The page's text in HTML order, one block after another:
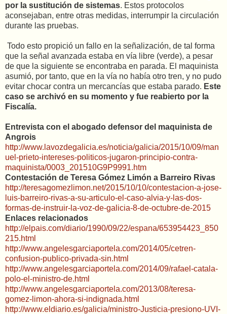
por la sustitución de sistemas. Estos protocolos
aconsejaban, entre otras medidas, interrumpir la circulación
durante las pruebas.
Todo esto propició un fallo en la señalización, de tal forma
que la señal avanzada estaba en vía libre (verde), a pesar
de que la siguiente se encontraba en parada. El maquinista
asumió, por tanto, que en la vía no había otro tren, y no pudo
evitar chocar contra un mercancías que estaba parado. Este
caso se archivó en su momento y fue reabierto por la
Fiscalía.
Entrevista con el abogado defensor del maquinista de
Angrois
http://www.lavozdegalicia.es/noticia/galicia/2015/10/09/man
uel-prieto-intereses-politicos-jugaron-principio-contra-
maquinista/0003_201510G9P9991.htm
Contestación de Teresa Gómez Limón a Barreiro Rivas
http://teresagomezlimon.net/2015/10/10/contestacion-a-jose-
luis-barreiro-rivas-a-su-articulo-el-caso-alvia-y-las-dos-
formas-de-instruir-la-voz-de-galicia-8-de-octubre-de-2015
Enlaces relacionados
http://elpais.com/diario/1990/09/22/espana/653954423_850
215.html
http://www.angelesgarciaportela.com/2014/05/cetren-
confusion-publico-privada-sin.html
http://www.angelesgarciaportela.com/2014/09/rafael-catala-
polo-el-ministro-de.html
http://www.angelesgarciaportela.com/2013/08/teresa-
gomez-limon-ahora-si-indignada.html
http://www.eldiario.es/galicia/ministro-Justicia-presiono-UVI-